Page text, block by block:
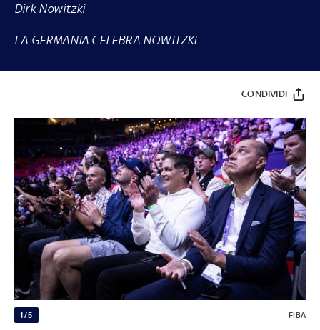
Dirk Nowitzki
LA GERMANIA CELEBRA NOWITZKI
CONDIVIDI
1/5 FIBA